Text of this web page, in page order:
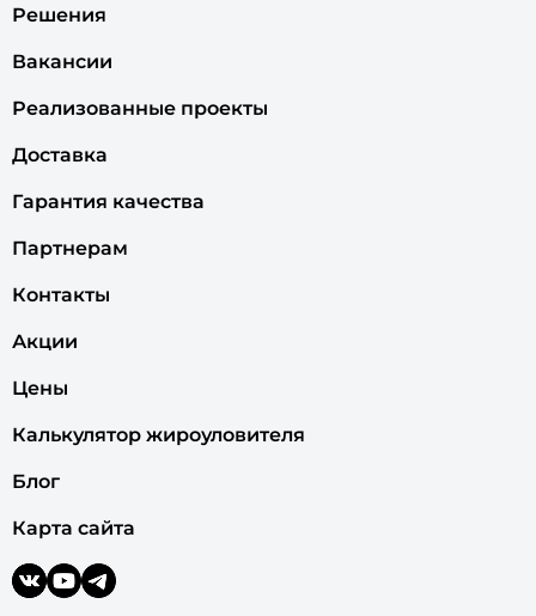
Решения
Вакансии
Реализованные проекты
Доставка
Гарантия качества
Партнерам
Контакты
Акции
Цены
Калькулятор жироуловителя
Блог
Карта сайта